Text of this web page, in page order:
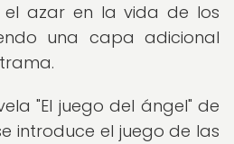
el azar en la vida de los
una capa adicional
"El juego del ángel" de
introduce el juego de las